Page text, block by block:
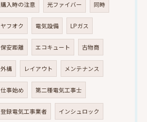
購入時の注意 光ファイバー 同時
ヤフオク 電気設備 LPガス
保安距離 エコキュート 古物商
外構 レイアウト メンテナンス
仕事始め 第二種電気工事士
登録電気工事業者 インシュロック